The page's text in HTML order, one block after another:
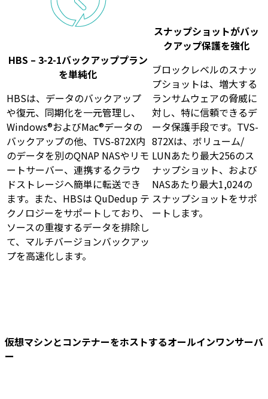
HBS – 3-2-1バックアッププラン
を単純化
HBSは、データのバックアップ
や復元、同期化を一元管理し、
Windows®およびMac®データの
バックアップの他、TVS-872X内
のデータを別のQNAP NASやリモ
ートサーバー、連携するクラウ
ドストレージへ簡単に転送でき
ます。また、HBSは QuDedup テ
クノロジーをサポートしており、
ソースの重複するデータを排除し
て、マルチバージョンバックアッ
プを高速化します。
スナップショットがバッ
クアップ保護を強化
ブロックレベルのスナッ
プショットは、増大する
ランサムウェアの脅威に
対し、特に信頼できるデ
ータ保護手段です。TVS-
872Xは、ボリューム/
LUNあたり最大256のス
ナップショット、および
NASあたり最大1,024の
スナップショットをサポ
ートします。
仮想マシンとコンテナーをホストするオールインワンサーバ
ー